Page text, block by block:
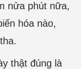
nửa phút nữa,
hóa nào,
thật đúng là